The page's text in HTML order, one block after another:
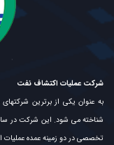
شرکت عملیات اکتشاف نفت
به عنوان یکی از برترین
تخصصی در دو زمینه عمده عملیات